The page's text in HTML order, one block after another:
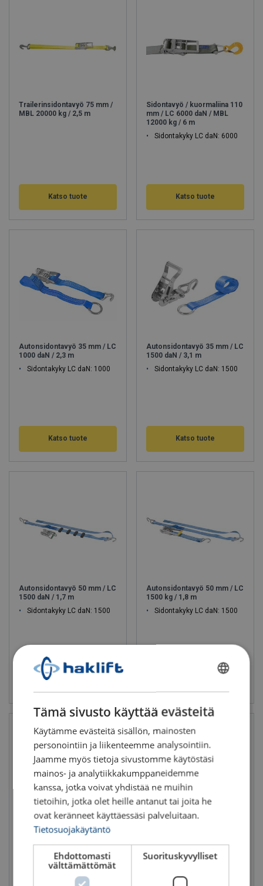
Trailerinsidontavyö 75 mm /
MBL 20000 kg / 2,5 m
Katso tuote
Sidontavyö / kuormaliina 110
mm / LC 6000 daN / MBL
12000 kg / 6 m
Sidontakyky LC daN: 6000
Katso tuote
Autonsidontavyö 35 mm / LC
1000 daN / 2,3 m
Sidontakyky LC daN: 1000
Katso tuote
Autonsidontavyö 35 mm / LC
1500 daN / 3,1 m
Sidontakyky LC daN: 1500
Katso tuote
Autonsidontavyö 50 mm / LC
1500 daN / 1,7 m
Sidontakyky LC daN: 1500
Katso tuote
Autonsidontavyö 50 mm / LC
1500 kg / 1,8 m
Sidontakyky LC daN: 1500
Rollo-kuormansidontavyö
Sidontakyky LC daN: 250
Sidontakyky LC daN: 600
Tämä sivusto käyttää evästeitä
Käytämme evästeitä sisällön, mainosten
personointiin ja liikenteemme analysointiin.
Jaamme myös tietoja sivustomme käytöstäsi
mainos- ja analytiikkakumppaneidemme
kanssa, jotka voivat yhdistää ne muihin
tietoihin, jotka olet heille antanut tai joita he
ovat keränneet käyttäessäsi palveluitaan.
Tietosuojakäytäntö
Ehdottomasti
välttämättömät
Suorituskyvylliset